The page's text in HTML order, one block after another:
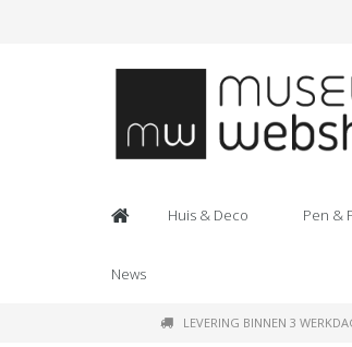
Huis & Deco Pen &
News
LEVERING BINNEN 3